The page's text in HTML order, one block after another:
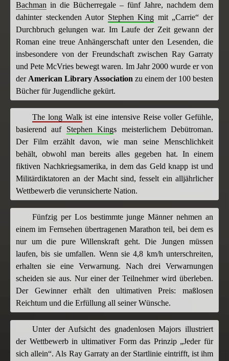
Bachman in die Bücherregale – fünf Jahre, nachdem dem
dahinter steckenden Autor Stephen King mit „Carrie“ der
Durchbruch gelungen war. Im Laufe der Zeit gewann der
Roman eine treue Anhängerschaft unter den Lesenden, die
insbesondere von der Freundschaft zwischen Ray Garraty
und Pete McVries bewegt waren. Im Jahr 2000 wurde er von
der American Library Association zu einem der 100 besten
Bücher für Jugendliche gekürt.
The long Walkist eine intensive Reise voller Gefühle,
basierend auf Stephen Kings meisterlichem Debütroman.
Der Film erzählt davon, wie man seine Menschlichkeit
behält, obwohl man bereits alles gegeben hat. In einem
fiktiven Nachkriegsamerika, in dem das Geld knapp ist und
Militärdiktatoren an der Macht sind, fesselt ein alljährlicher
Wettbewerb die verunsicherte Nation.
Fünfzig per Los bestimmte junge Männer nehmen an
einem im Fernsehen übertragenen Marathon teil, bei dem es
nur um die pure Willenskraft geht. Die Jungen müssen
laufen, bis sie umfallen. Wenn sie 4,8 km/h unterschreiten,
erhalten sie eine Verwarnung. Nach drei Verwarnungen
scheiden sie aus. Nur einer der Teilnehmer wird überleben.
Der Gewinner erhält den ultimativen Preis: maßlosen
Reichtum und die Erfüllung all seiner Wünsche.
Unter der Aufsicht des gnadenlosen Majors illustriert
der Wettbewerb in ultimativer Form das Prinzip „Jeder für
sich allein“. Als Ray Garraty an der Startlinie eintrifft, ist ihm